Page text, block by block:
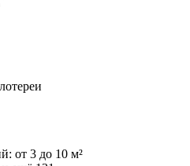
от 3 до 10 м²